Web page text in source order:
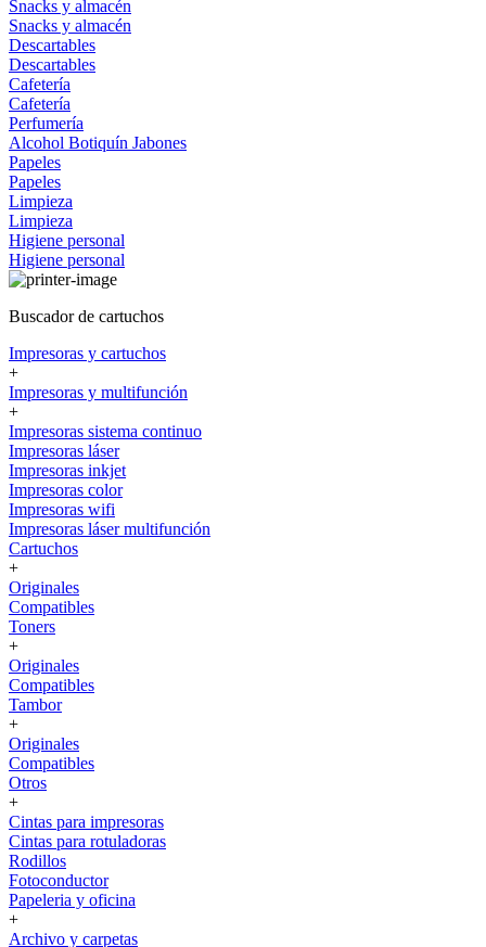
Snacks y almacén
Snacks y almacén
Descartables
Descartables
Cafetería
Cafetería
Perfumería
Alcohol Botiquín Jabones
Papeles
Papeles
Limpieza
Limpieza
Higiene personal
Higiene personal
Buscador de cartuchos
Impresoras y cartuchos
+
Impresoras y multifunción
+
Impresoras sistema continuo
Impresoras láser
Impresoras inkjet
Impresoras color
Impresoras wifi
Impresoras láser multifunción
Cartuchos
+
Originales
Compatibles
Toners
+
Originales
Compatibles
Tambor
+
Originales
Compatibles
Otros
+
Cintas para impresoras
Cintas para rotuladoras
Rodillos
Fotoconductor
Papeleria y oficina
+
Archivo y carpetas